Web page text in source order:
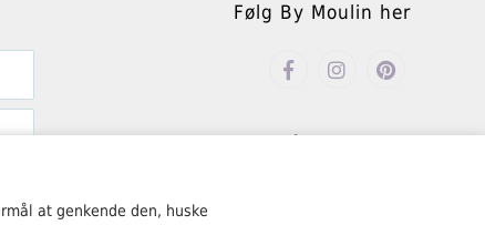
at genkende den, huske
Følg By Moulin her